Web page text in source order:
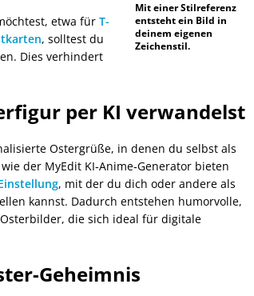
Mit einer Stilreferenz
entsteht ein Bild in
deinem eigenen
Zeichenstil.
etwa für T-
, solltest du
Dies verhindert
per KI verwandelst
Ostergrüße, in denen du selbst als
der MyEdit KI‑Anime‑Generator bieten
, mit der du dich oder andere als
kannst. Dadurch entstehen humorvolle,
die sich ideal für digitale
Geheimnis